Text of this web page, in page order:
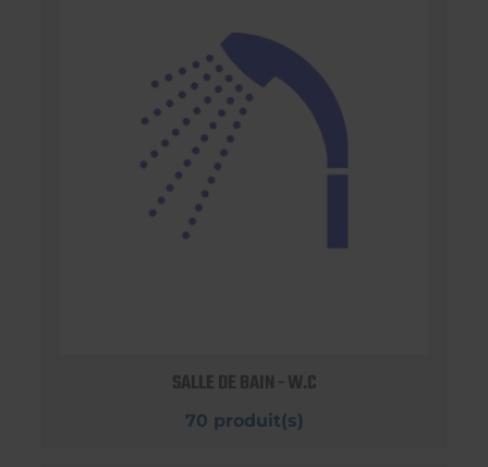
SALLE DE BAIN - W.C
70 produit(s)